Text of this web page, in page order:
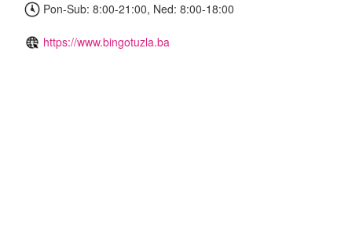
Pon-Sub: 8:00-21:00, Ned: 8:00-18:00
https://www.bingotuzla.ba